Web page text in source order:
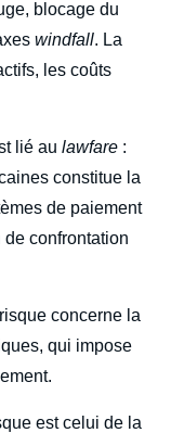
blocage du
windfall. La
les coûts
lié au lawfare :
constitue la
de paiement
confrontation
concerne la
qui impose
est celui de la